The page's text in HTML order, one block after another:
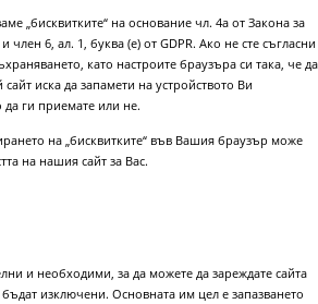
„бисквитките“ на основание чл. 4а от Закона за
член 6, ал. 1, буква (е) от GDPR. Ако не сте съгласни
като настроите браузъра си така, че да
иска да запамети на устройството Ви
да ги приемате или не.
на „бисквитките“ във Вашия браузър може
на нашия сайт за Вас.
и необходими, за да можете да зареждате сайта
изключени. Основната им цел е запазването